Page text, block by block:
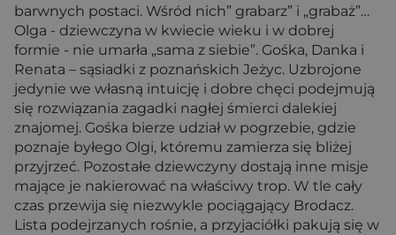
barwnych postaci. Wśród nich” grabarz” i „grabaż”…
Olga - dziewczyna w kwiecie wieku i w dobrej
formie - nie umarła „sama z siebie”. Gośka, Danka i
Renata – sąsiadki z poznańskich Jeżyc. Uzbrojone
jedynie we własną intuicję i dobre chęci podejmują
się rozwiązania zagadki nagłej śmierci dalekiej
znajomej. Gośka bierze udział w pogrzebie, gdzie
poznaje byłego Olgi, któremu zamierza się bliżej
przyjrzeć. Pozostałe dziewczyny dostają inne misje
mające je nakierować na właściwy trop. W tle cały
czas przewija się niezwykle pociągający Brodacz.
Lista podejrzanych rośnie, a przyjaciółki pakują się w